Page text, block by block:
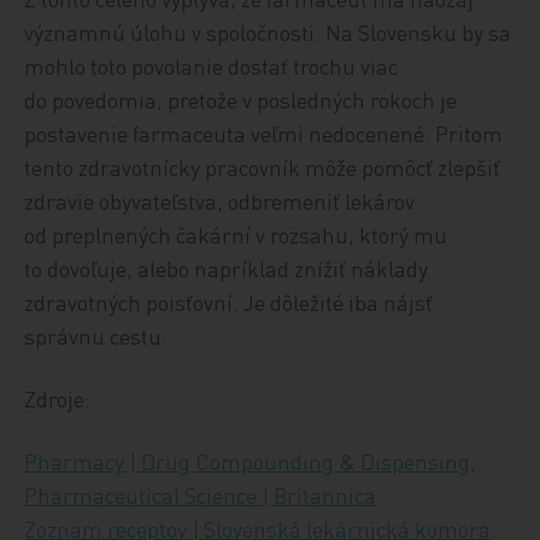
významnú úlohu v spoločnosti. Na Slovensku by sa
mohlo toto povolanie dostať trochu viac
do povedomia, pretože v posledných rokoch je
postavenie farmaceuta veľmi nedocenené. Pritom
tento zdravotnícky pracovník môže pomôcť zlepšiť
zdravie obyvateľstva, odbremeniť lekárov
od preplnených čakární v rozsahu, ktorý mu
to dovoľuje, alebo napríklad znížiť náklady
zdravotných poisťovní. Je dôležité iba nájsť
správnu cestu.
Zdroje:
Pharmacy | Drug Compounding & Dispensing,
Pharmaceutical Science | Britannica
Zoznam receptov | Slovenská lekárnická komora